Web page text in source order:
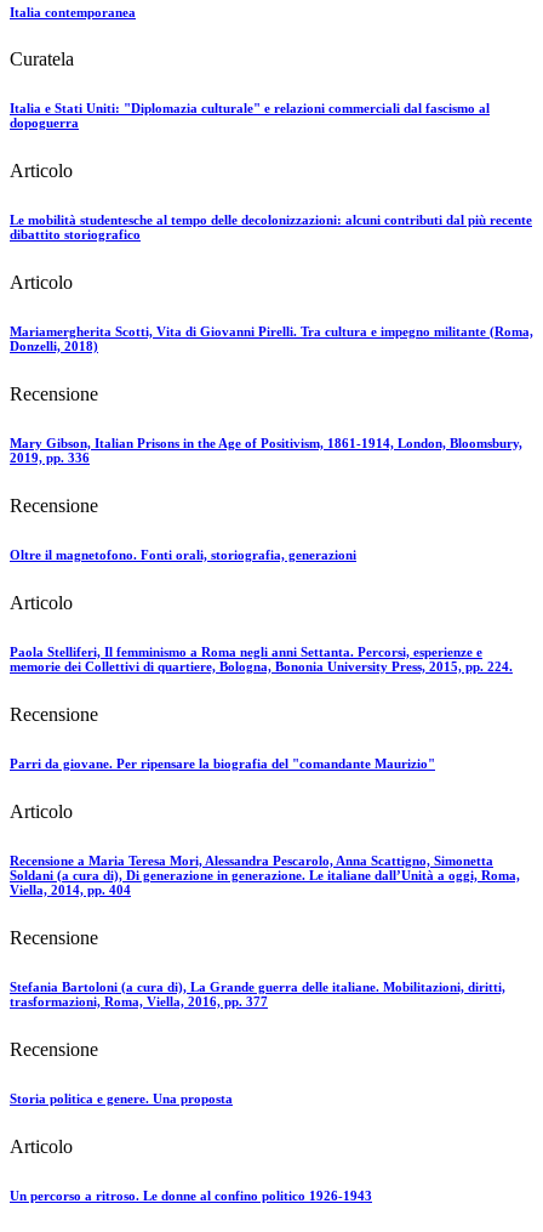
Italia contemporanea
Curatela
Italia e Stati Uniti: "Diplomazia culturale" e relazioni commerciali dal fascismo al
dopoguerra
Articolo
Le mobilità studentesche al tempo delle decolonizzazioni: alcuni contributi dal più recente
dibattito storiografico
Articolo
Mariamergherita Scotti, Vita di Giovanni Pirelli. Tra cultura e impegno militante (Roma,
Donzelli, 2018)
Recensione
Mary Gibson, Italian Prisons in the Age of Positivism, 1861-1914, London, Bloomsbury,
2019, pp. 336
Recensione
Oltre il magnetofono. Fonti orali, storiografia, generazioni
Articolo
Paola Stelliferi, Il femminismo a Roma negli anni Settanta. Percorsi, esperienze e
memorie dei Collettivi di quartiere, Bologna, Bononia University Press, 2015, pp. 224.
Recensione
Parri da giovane. Per ripensare la biografia del "comandante Maurizio"
Articolo
Recensione a Maria Teresa Mori, Alessandra Pescarolo, Anna Scattigno, Simonetta
Soldani (a cura di), Di generazione in generazione. Le italiane dall’Unità a oggi, Roma,
Viella, 2014, pp. 404
Recensione
Stefania Bartoloni (a cura di), La Grande guerra delle italiane. Mobilitazioni, diritti,
trasformazioni, Roma, Viella, 2016, pp. 377
Recensione
Storia politica e genere. Una proposta
Articolo
Un percorso a ritroso. Le donne al confino politico 1926-1943